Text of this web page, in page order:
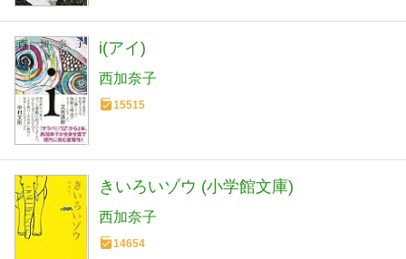
i(アイ)
西加奈子
15515
きいろいゾウ (小学館文庫)
西加奈子
14654